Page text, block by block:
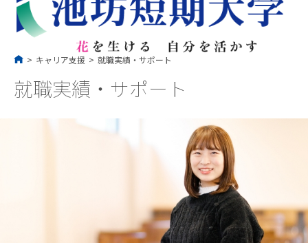
> キャリア支援 > 就職実績・サポート
就職実績・サポート